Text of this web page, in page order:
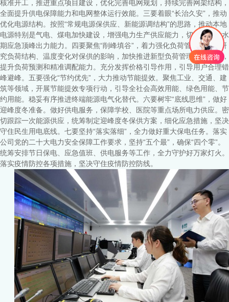
核准开工，推进重点项目建设，优化完善电网规划，持续完善网架结构，
全面提升供电保障能力和电网整体运行效能。三要着眼“长治久安”，推动
优化电源结构。按照“常规电源保供应、新能源调结构”的思路，推动本地
电源特别是气电、煤电加快建设，增强电力生产供应能力，切实提高枯水
期应急顶峰出力能力。四要聚焦“削峰填谷”，着力强化负荷管理。深入研
究负荷结构、温度变化对保供的影响，加快推进新型负荷管理系统建设，
提升负荷预测和精准调配能力。充分发挥价格引导作用，引导用户合理错
峰避峰。五要强化“节约优先”，大力推动节能提效。聚焦工业、交通、建
筑等领域，开展节能提效专项行动，引导全社会高效用能、绿色用能、节
约用能。稳妥有序推进终端能源电气化替代。六要树牢“底线思维”，做好
迎峰度冬准备。做好供电服务，保障学校、医院等重点场所电力供应。密
切跟踪一次能源供应，统筹制定迎峰度冬保供方案，细化应急措施，坚决
守住民生用电底线。七要坚持“落实落细”，全力做好重大保电任务。落实
公司党的二十大电力安全保障工作要求，坚持“五个最”，确保“四个零”。
统筹安排节日保电、应急值班、供电服务等工作，全力守护好万家灯火。
落实疫情防控各项措施，坚决守住疫情防控防线。